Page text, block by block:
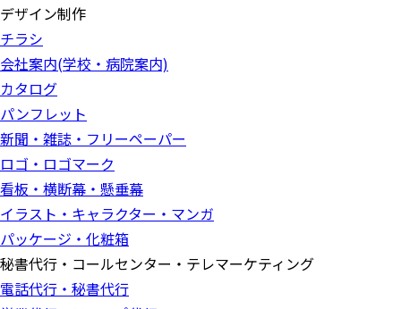
デザイン制作
チラシ
会社案内(学校・病院案内)
カタログ
パンフレット
新聞・雑誌・フリーペーパー
ロゴ・ロゴマーク
看板・横断幕・懸垂幕
イラスト・キャラクター・マンガ
パッケージ・化粧箱
秘書代行・コールセンター・テレマーケティング
電話代行・秘書代行